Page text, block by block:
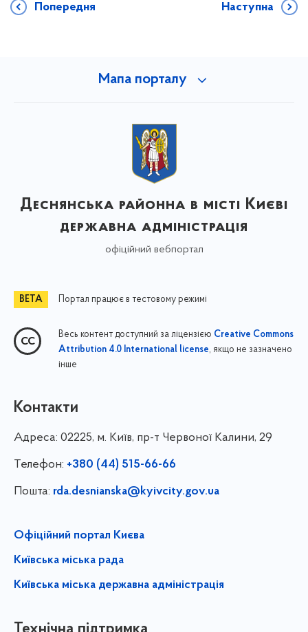
Попередня Наступна
Мапа порталу
Деснянська районна в місті Києві
державна адміністрація
офіційний вебпортал
Портал працює в тестовому режимі
Весь контент доступний за ліцензією Creative Commons
Attribution 4.0 International license, якщо не зазначено
інше
Контакти
Адреса: 02225, м. Київ, пр-т Червоної Калини, 29
Телефон: +380 (44) 515-66-66
Пошта: rda.desnianska@kyivcity.gov.ua
Офіційний портал Києва
Київська міська рада
Київська міська державна адміністрація